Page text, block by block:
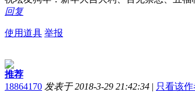
回复
使用道具 举报
推荐
18864170 发表于 2018-3-29 21:42:34 | 只看该